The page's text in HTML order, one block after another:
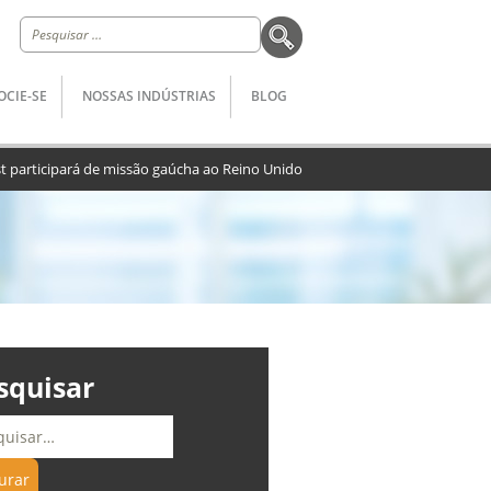
Pesquisar
por:
SE NOSSAS INDÚSTRIAS BLOG
participará de missão gaúcha ao Reino Unido